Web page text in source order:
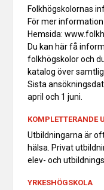
Folkhögskolornas
För mer
Hemsida:
Du kan här få
folkhögskolor och
katalog över
Sista
april och 1 juni.
KOMPLETTERANDE
Utbildningarna är
hälsa. Privat
elev- och
YRKESHÖGSKOLA